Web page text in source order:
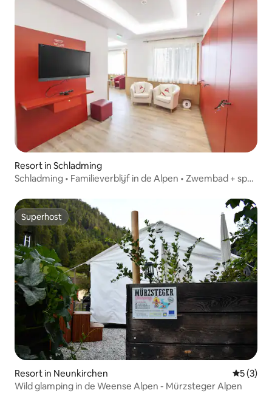
Resort in Schladming
Schladming • Familieverblijf in de Alpen • Zwembad + spa •
Superhost
Superhost
Resort in Neunkirchen
5 (3)
Wild glamping in de Weense Alpen - Mürzsteger Alpen